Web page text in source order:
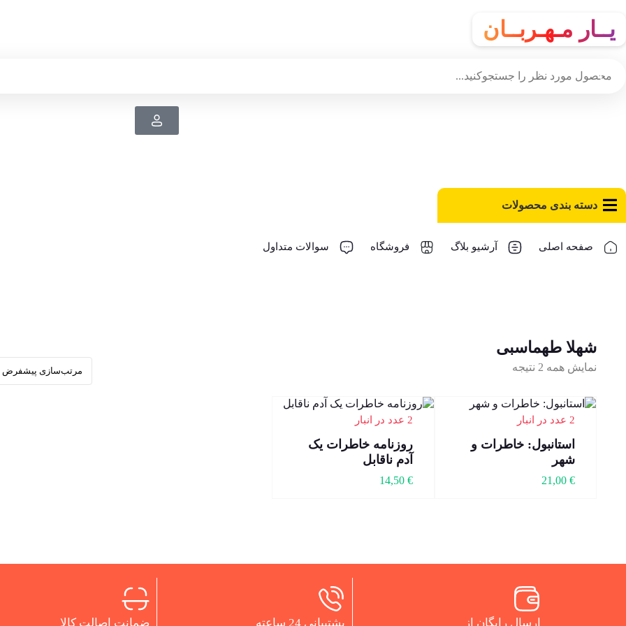
یــار مـهـربــان
دسته‌ بندی محصولات
صفحه اصلی آرشیو بلاگ فروشگاه سوالات متداول
شهلا طهماسبی
نمایش همه 2 نتیجه
2 عدد در انبار
استانبول: خاطرات و
شهر
21,00 €
2 عدد در انبار
روزنامه خاطرات یک
آدم ناقابل
14,50 €
ارسال رایگان از پشتیبانی 24 ساعته ضمانت اصالت کالا